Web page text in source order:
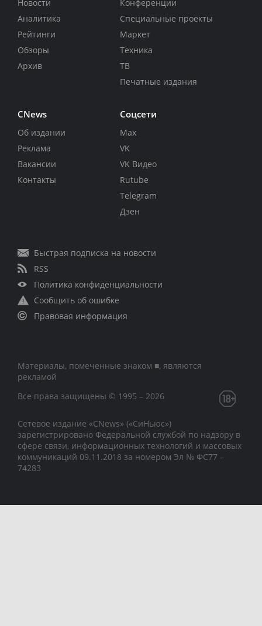
Новости
Аналитика
Рейтинги
Обзоры
Архив
Конференции
Специальные проекты
Маркет
Техника
ТВ
Печатные издания
CNews
Об издании
Реклама
Вакансии
Контакты
Соцсети
Max
VK
VK Видео
Rutube
Telegram
Дзен
Быстрая подписка на новости
RSS
Политика конфиденциальности
Сообщить об ошибке
Правовая информация
Материалы, помеченные знаком ■, являются
рекламой
Все права защищены © 1995 – 2026
Сетевое издание «CNews» («СиНьюс»)
зарегистрировано Федеральной службой по надзору в
сфере связи, информационных технологий и массовых
коммуникаций 09.11.2018 за номером Эл № ФС77 –
74283